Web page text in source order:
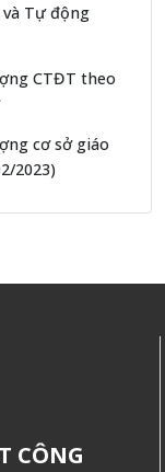
và Tự động
CTĐT theo
cơ sở giáo
2023)
CÔNG